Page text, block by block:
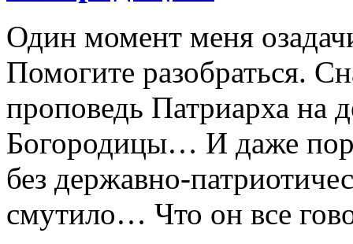
Один момент меня
Помогите разобраться.
проповедь Патриарха на
Богородицы… И даже
без державно-
смутило… Что он все